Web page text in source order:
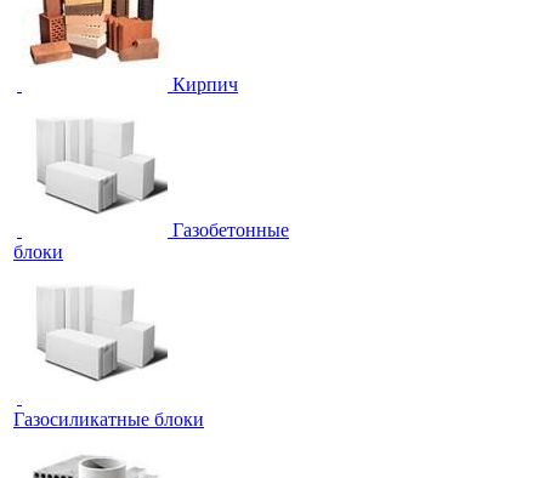
Кирпич
Газобетонные
блоки
Газосиликатные блоки